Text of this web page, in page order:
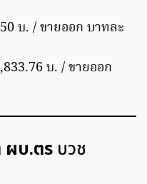
บ. / ขายออก บาทละ
บ. / ขายออก
ผบ.ตร บวช